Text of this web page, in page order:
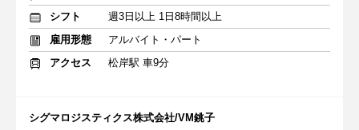
シフト
週3日以上 1日8時間以上
雇用形態
アルバイト・パート
アクセス
松岸駅 車9分
シグマロジスティクス株式会社/VM銚子